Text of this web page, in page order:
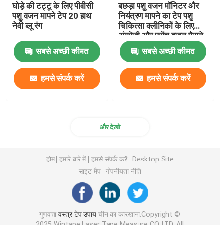
घोड़े की टट्टू के लिए पीवीसी
पशु वजन मापने टेप 20 हाथ
नेवी ब्लू रंग
सबसे अच्छी कीमत
हमसे संपर्क करें
बछड़ा पशु वजन मॉनिटर और
नियंत्रण मापने का टेप पशु
चिकित्सा क्लीनिकों के लिए
अंग्रेजी और फ्रेंच वजन पैमाने
सबसे अच्छी कीमत
हमसे संपर्क करें
और देखो
होम हमारे बारे में हमसे संपर्क करें
Desktop Site
साइट मैप
गोपनीयता नीति
गुणवत्तावस्त्र टेप उपाय चीन का कारखाना.Copyright ©